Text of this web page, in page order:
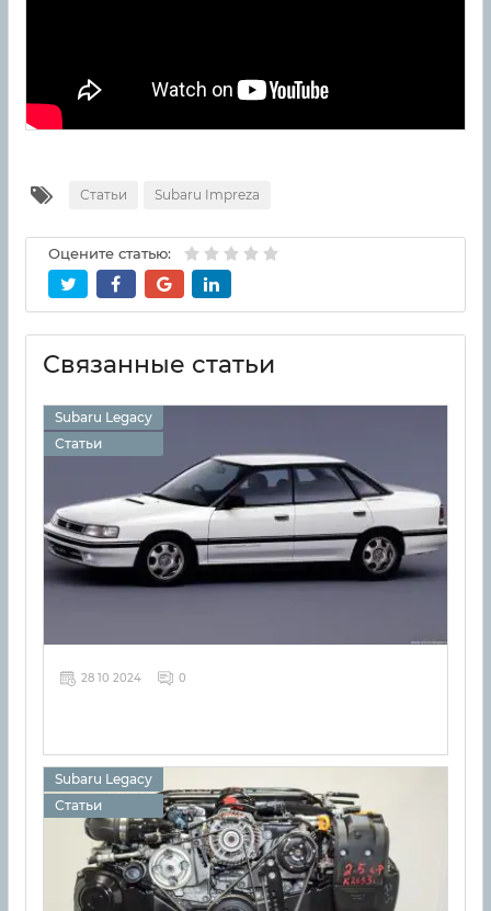
Статьи Subaru Impreza
Оцените статью:
Связанные статьи
Subaru Legacy
Статьи
28 10 2024 0
Subaru Legacy
Статьи